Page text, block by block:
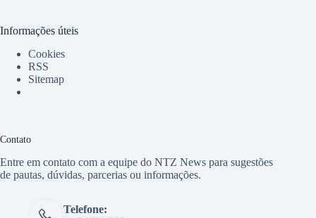
Informações úteis
Cookies
RSS
Sitemap
Contato
Entre em contato com a equipe do NTZ News para sugestões
de pautas, dúvidas, parcerias ou informações.
Telefone: